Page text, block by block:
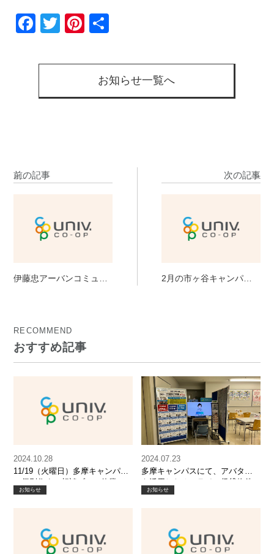
Facebook
TwitterPinterest
お知らせ一覧へ
前の記事
伊藤忠アーバンコミュニ
次の記事
2月の市ヶ谷キャンパス
RECOMMEND
おすすめ記事
11/19（火曜日）多摩キャンパス
の個別住まい相談ブース休業の
お知らせ
2024.10.28
お知らせ
多摩キャンパスにて、アバター
を活用したオンライン賃貸物件
相談ブースを設置しました。
2024.07.23
お知らせ